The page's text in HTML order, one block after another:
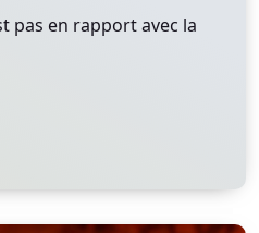
pas en rapport avec la